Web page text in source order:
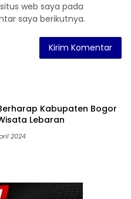
web saya pada
saya berikutnya.
Kabupaten Bogor
Lebaran
2024